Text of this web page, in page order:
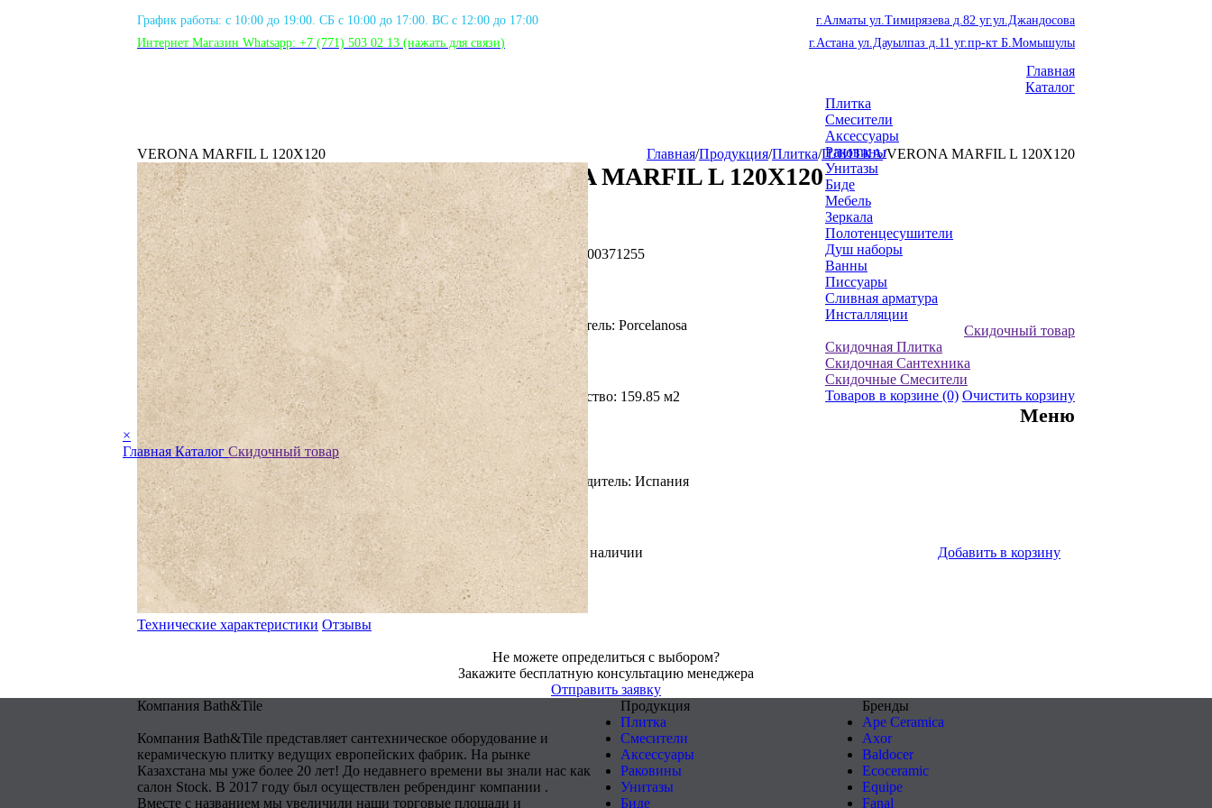
График работы: с 10:00 до 19:00. СБ с 10:00 до 17:00. ВС с 12:00 до 17:00
Интернет Магазин Whatsapp: +7 (771) 503 02 13 (нажать для связи)
г.Алматы ул.Тимирязева д.82 уг.ул.Джандосова
г.Астана ул.Дауылпаз д.11 уг.пр-кт Б.Момышулы
Главная
Каталог
Плитка
Смесители
Аксессуары
Раковины
Унитазы
Биде
Мебель
Зеркала
Полотенцесушители
Душ наборы
Ванны
Писсуары
Сливная арматура
Инсталляции
Скидочный товар
Скидочная Плитка
Скидочная Сантехника
Скидочные Смесители
Товаров в корзине (0) Очистить корзину
Меню
×
ГлавнаяКаталог Скидочный товар
VERONA MARFIL L 120X120 Главная/Продукция/Плитка/ПЛИТКА/VERONA MARFIL L 120X120
VERONA MARFIL L 120X120
Артикул: PORC_100371255
Фирма производитель: Porcelanosa
Доступное количество: 159.85 м2
Страна производитель: Испания
В наличии Добавить в корзину
Технические характеристики Отзывы
Не можете определиться с выбором?
Закажите бесплатную консультацию менеджера
Отправить заявку
Компания Bath&Tile
Компания Bath&Tile представляет сантехническое оборудование и
керамическую плитку ведущих европейских фабрик. На рынке
Казахстана мы уже более 20 лет! До недавнего времени вы знали нас как
салон Stock. В 2017 году был осуществлен ребрендинг компании .
Вместе с названием мы увеличили наши торговые площади и
Продукция
Плитка
Смесители
Аксессуары
Раковины
Унитазы
Биде
Бренды
Ape Ceramica
Axor
Baldocer
Ecoceramic
Equipe
Fanal